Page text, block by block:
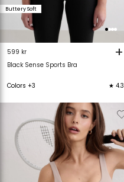
Buttery Soft
Black Sense Sports Bra
599 kr +
Colors +3 ★ 4.3
Verwijderen
van
verlanglijstje